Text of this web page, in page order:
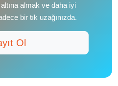
almak ve daha iyi
bir tık uzağınızda.
Ol